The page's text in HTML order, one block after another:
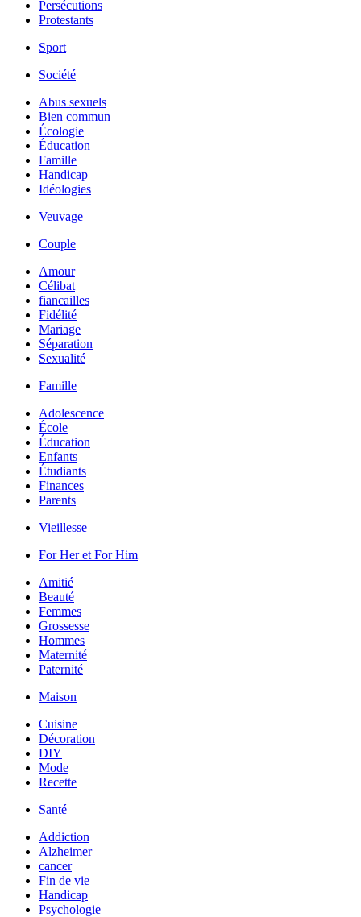
Persécutions
Protestants
Sport
Société
Abus sexuels
Bien commun
Écologie
Éducation
Famille
Handicap
Idéologies
Veuvage
Couple
Amour
Célibat
fiancailles
Fidélité
Mariage
Séparation
Sexualité
Famille
Adolescence
École
Éducation
Enfants
Étudiants
Finances
Parents
Vieillesse
For Her et For Him
Amitié
Beauté
Femmes
Grossesse
Hommes
Maternité
Paternité
Maison
Cuisine
Décoration
DIY
Mode
Recette
Santé
Addiction
Alzheimer
cancer
Fin de vie
Handicap
Psychologie